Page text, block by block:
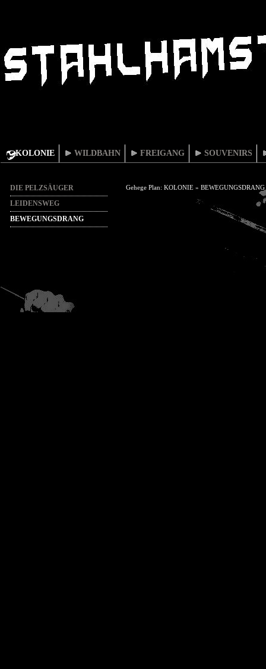
KOLONIE WILDBAHN FREIGANG SOUVENIRS
DIE PELZSÄUGER
LEIDENSWEG
BEWEGUNGSDRANG
Gehege Plan: KOLONIE » BEWEGUNGSDRANG
© 2024 STAHLHAMSTER